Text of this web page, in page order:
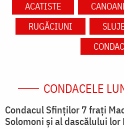
ACATISTE
RUGĂCIUNI
CONDACELE
Condacul Sfinţilor 7 fraţi
Solomoni şi al dascălului lor